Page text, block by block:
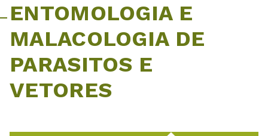
ENTOMOLOGIA E
MALACOLOGIA DE
PARASITOS E
VETORES